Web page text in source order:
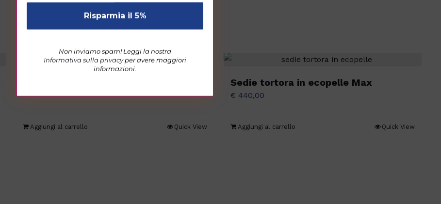
I clienti hanno visto anche…
Mobile 4 ante Shelby
Aggiungi al carrello Quick View
Sedie tortora in ecopelle Max
€ 440,00
Aggiungi al carrello Quick View
Non inviamo spam! Leggi la nostra
Informativa sulla privacyper avere maggiori
informazioni.